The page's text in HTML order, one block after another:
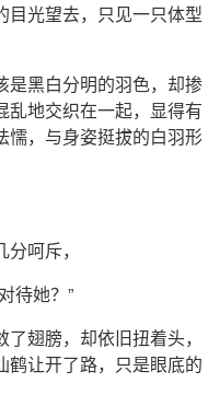
目光望去，只见一只体型
是黑白分明的羽色，却掺
乱地交织在一起，显得有
懦，与身姿挺拔的白羽形
呵斥，
待她？”
翅膀，却依旧扭着头，
鹤让开了路，只是眼底的